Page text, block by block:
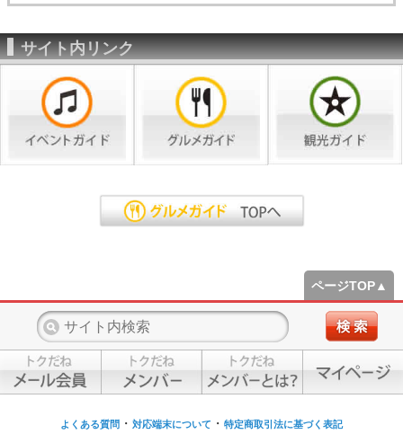
サイト内リンク
ページTOP▲
よくある質問 ・ 対応端末について ・ 特定商取引法に基づく表記